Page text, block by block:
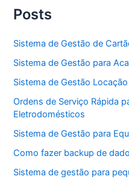
Posts
Sistema de Gestão de
Sistema de Gestão para
Sistema de Gestão
Ordens de Serviço Rápida
Eletrodomésticos
Sistema de Gestão para
Como fazer backup de
Sistema de gestão para